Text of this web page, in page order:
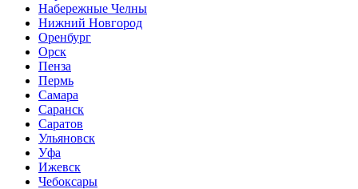
Набережные Челны
Нижний Новгород
Оренбург
Орск
Пенза
Пермь
Самара
Саранск
Саратов
Ульяновск
Уфа
Ижевск
Чебоксары